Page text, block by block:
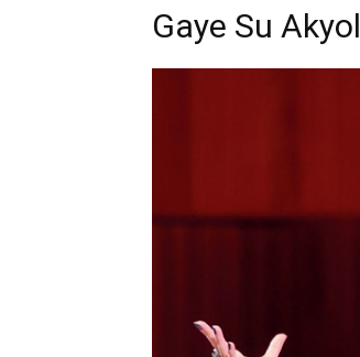
Gaye Su Akyol